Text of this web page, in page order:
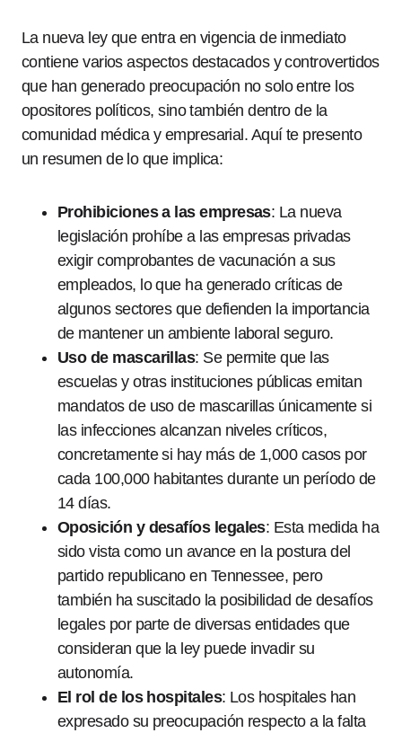
La nueva ley que entra en vigencia de inmediato
contiene varios aspectos destacados y controvertidos
que han generado preocupación no solo entre los
opositores políticos, sino también dentro de la
comunidad médica y empresarial. Aquí te presento
un resumen de lo que implica:
Prohibiciones a las empresas: La nueva
legislación prohíbe a las empresas privadas
exigir comprobantes de vacunación a sus
empleados, lo que ha generado críticas de
algunos sectores que defienden la importancia
de mantener un ambiente laboral seguro.
Uso de mascarillas: Se permite que las
escuelas y otras instituciones públicas emitan
mandatos de uso de mascarillas únicamente si
las infecciones alcanzan niveles críticos,
concretamente si hay más de 1,000 casos por
cada 100,000 habitantes durante un período de
14 días.
Oposición y desafíos legales: Esta medida ha
sido vista como un avance en la postura del
partido republicano en Tennessee, pero
también ha suscitado la posibilidad de desafíos
legales por parte de diversas entidades que
consideran que la ley puede invadir su
autonomía.
El rol de los hospitales: Los hospitales han
expresado su preocupación respecto a la falta